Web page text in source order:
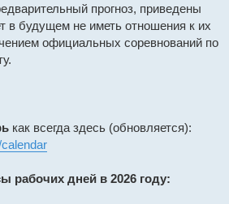
прогноз, приведены
в будущем не иметь отношения к их
официальных соревнований по
как всегда здесь (обновляется):
рабочих дней в 2026 году: